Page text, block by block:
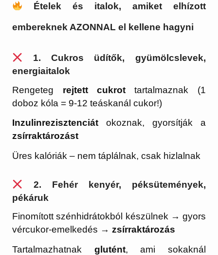
Ételek és italok, amiket elhízott
embereknek AZONNAL el kellene hagyni
1.Cukros üdítők, gyümölcslevek,
energiaitalok
Rengeteg rejtett cukrot tartalmaznak (1
doboz kóla = 9-12 teáskanál cukor!)
Inzulinrezisztenciát okoznak, gyorsítják a
zsírraktározást
Üres kalóriák – nem táplálnak, csak hizlalnak
2. Fehér kenyér, péksütemények,
pékáruk
Finomított szénhidrátokból készülnek → gyors
vércukor-emelkedés →zsírraktározás
Tartalmazhatnak glutént, ami sokaknál